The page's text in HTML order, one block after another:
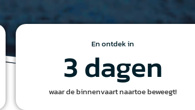
En ontdek in
3 dagen
waar de binnenvaart naartoe beweegt!